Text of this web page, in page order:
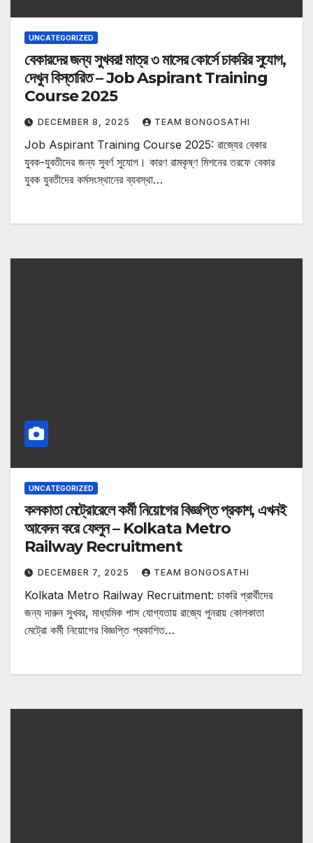
UNCATEGORIZED
বেকারদের জন্য সুখবর! মাত্র ৩ মাসের কোর্সে চাকরির সুযোগ,
দেখুন বিস্তারিত – Job Aspirant Training
Course 2025
DECEMBER 8, 2025 TEAM BONGOSATHI
Job Aspirant Training Course 2025: রাজ্যের বেকার
যুবক-যুবতীদের জন্য সুবর্ণ সুযোগ। কারণ রামকৃষ্ণ মিশনের তরফে বেকার
যুবক যুবতীদের কর্মসংস্থানের ব্যবস্থা…
UNCATEGORIZED
কলকাতা মেট্রোরেলে কর্মী নিয়োগের বিজ্ঞপ্তি প্রকাশ, এখনই
আবেদন করে ফেলুন – Kolkata Metro
Railway Recruitment
DECEMBER 7, 2025 TEAM BONGOSATHI
Kolkata Metro Railway Recruitment: চাকরি প্রার্থীদের
জন্য দারুন সুখবর, মাধ্যমিক পাস যোগ্যতায় রাজ্যে পুনরায় কোলকাতা
মেট্রো কর্মী নিয়োগের বিজ্ঞপ্তি প্রকাশিত…